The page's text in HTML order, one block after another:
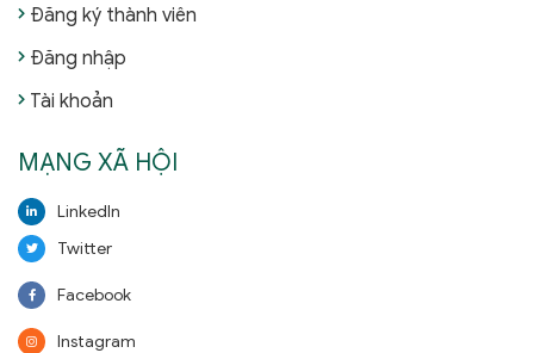
Đăng ký thành viên
Đăng nhập
Tài khoản
MẠNG XÃ HỘI
LinkedIn
Twitter
Facebook
Instagram